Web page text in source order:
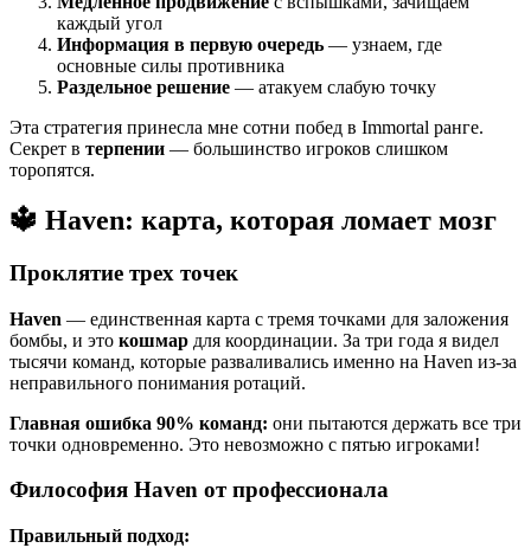
каждый угол
Информация в первую очередь — узнаем, где
основные силы противника
Раздельное решение — атакуем слабую точку
Эта стратегия принесла мне сотни побед в Immortal ранге.
Секрет в терпении — большинство игроков слишком
торопятся.
🔱 Haven: карта, которая ломает мозг
Проклятие трех точек
Haven — единственная карта с тремя точками для заложения
бомбы, и это кошмар для координации. За три года я видел
тысячи команд, которые разваливались именно на Haven из-за
неправильного понимания ротаций.
Главная ошибка 90% команд: они пытаются держать все три
точки одновременно. Это невозможно с пятью игроками!
Философия Haven от профессионала
Правильный подход: